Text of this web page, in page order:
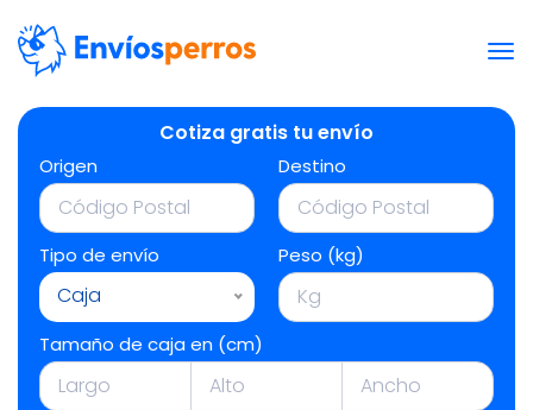
Cotiza gratis tu envío
Origen Destino
Tipo de envío
Caja
Peso (kg)
Tamaño de caja en (cm)